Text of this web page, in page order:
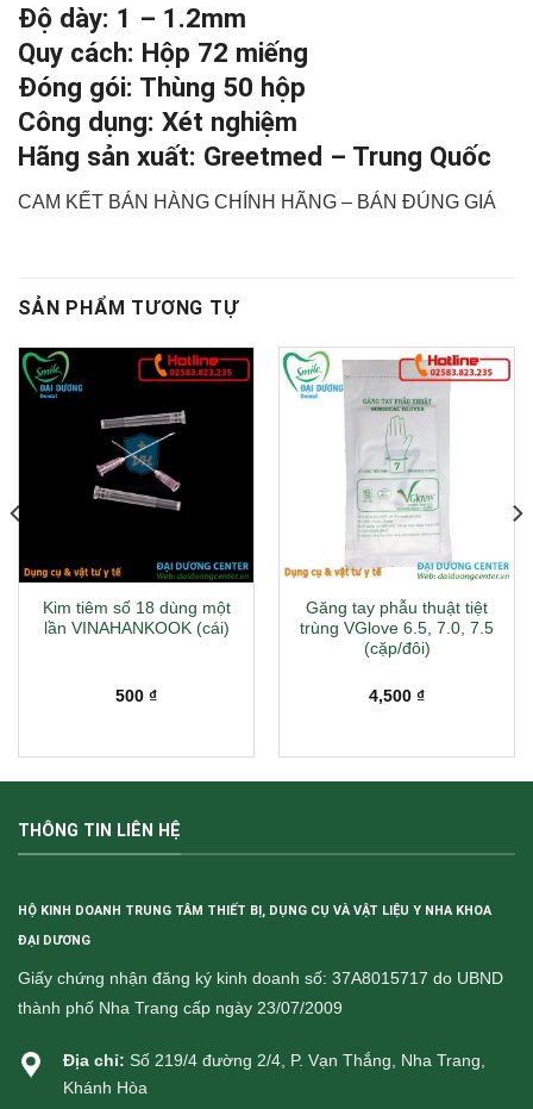
Độ dày: 1 – 1.2mm
Quy cách: Hộp 72 miếng
Đóng gói: Thùng 50 hộp
Công dụng: Xét nghiệm
Hãng sản xuất: Greetmed – Trung Quốc
CAM KẾT BÁN HÀNG CHÍNH HÃNG – BÁN ĐÚNG GIÁ
SẢN PHẨM TƯƠNG TỰ
Kim tiêm số 18 dùng một
lần VINAHANKOOK (cái)
500 ₫
Găng tay phẫu thuật tiệt
trùng VGlove 6.5, 7.0, 7.5
(cặp/đôi)
4,500 ₫
THÔNG TIN LIÊN HỆ
HỘ KINH DOANH TRUNG TÂM THIẾT BỊ, DỤNG CỤ VÀ VẬT LIỆU Y NHA KHOA
ĐẠI DƯƠNG
Giấy chứng nhận đăng ký kinh doanh số: 37A8015717 do UBND
thành phố Nha Trang cấp ngày 23/07/2009
Địa chỉ: Số 219/4 đường 2/4, P. Vạn Thắng, Nha Trang,
Khánh Hòa